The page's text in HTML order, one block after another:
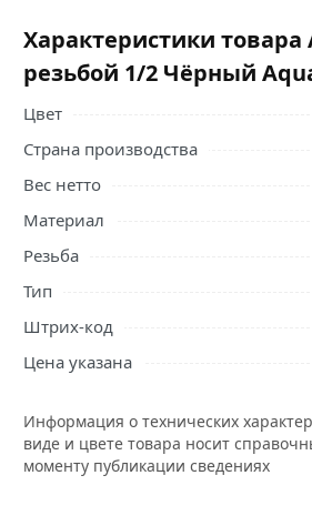
Условия доставки и цены на
Aquapulse AP 1010 из категории
Характеристики
резьбой 1/2 Чёрный
Цвет
Страна производства
Вес нетто
Материал
Резьба
Тип
Штрих-код
Цена указана
Информация о технических
виде и цвете товара носит
моменту публикации сведениях